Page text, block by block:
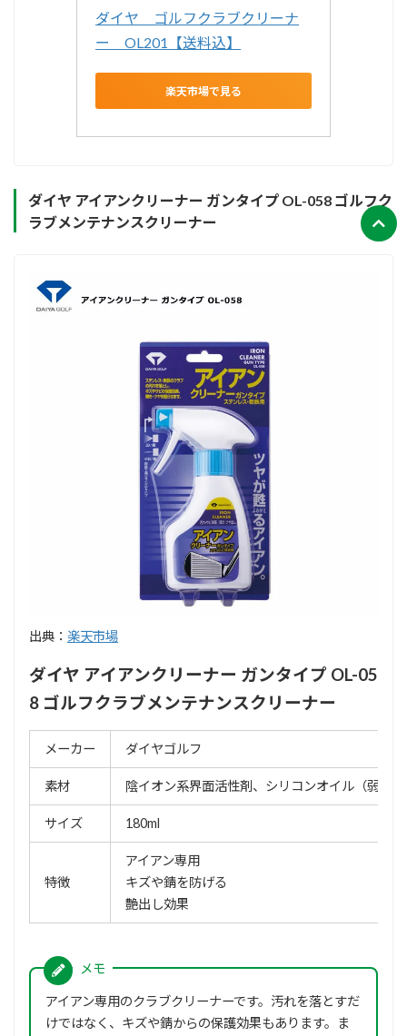
ダイヤ　ゴルフクラブクリーナ
ー　OL201【送料込】
楽天市場で見る
ダイヤ アイアンクリーナー ガンタイプ OL-058 ゴルフク
ラブメンテナンスクリーナー
出典： 楽天市場
ダイヤ アイアンクリーナー ガンタイプ OL-05
8 ゴルフクラブメンテナンスクリーナー
メーカー ダイヤゴルフ
素材 陰イオン系界面活性剤、シリコンオイル（弱ア
サイズ 180ml
特徴
アイアン専用
キズや錆を防げる
艶出し効果
アイアン専用のクラブクリーナーです。汚れを落とすだ
けではなく、キズや錆からの保護効果もあります。ま